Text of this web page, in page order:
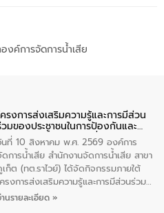
งค์การจัดการน้ำเสีย
รงการส่งเสริมความรู้และการมีส่วน
มของประชาชนในการป้องกันและ
ก้ไขปัญหาน้ำเสียอย่างยั่งยืน
นที่ 10 สิงหาคม พ.ศ. 2569 องค์การ
การน้ำเสีย สำนักงานจัดการน้ำเสีย สาขา
ก็ต (ทต.ราไวย์) ได้จัดกิจกรรมภายใต้
รงการส่งเสริมความรู้และการมีส่วนร่วม
งประชาชนในการป้องกันและแก้ไขปัญหา
นรายละเอียด »